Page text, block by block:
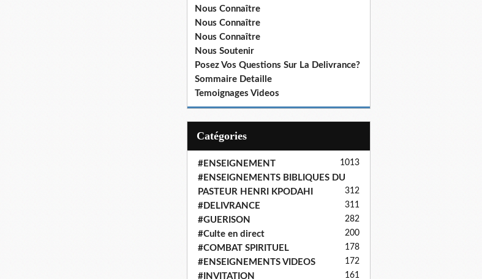
Nous Connaître
Nous Connaître
Nous Connaître
Nous Soutenir
Posez Vos Questions Sur La Delivrance?
Sommaire Detaille
Temoignages Videos
Catégories
#ENSEIGNEMENT 1013
#ENSEIGNEMENTS BIBLIQUES DU
PASTEUR HENRI KPODAHI
312
#DELIVRANCE 311
#GUERISON 282
#Culte en direct 200
#COMBAT SPIRITUEL 178
#ENSEIGNEMENTS VIDEOS 172
#INVITATION 161